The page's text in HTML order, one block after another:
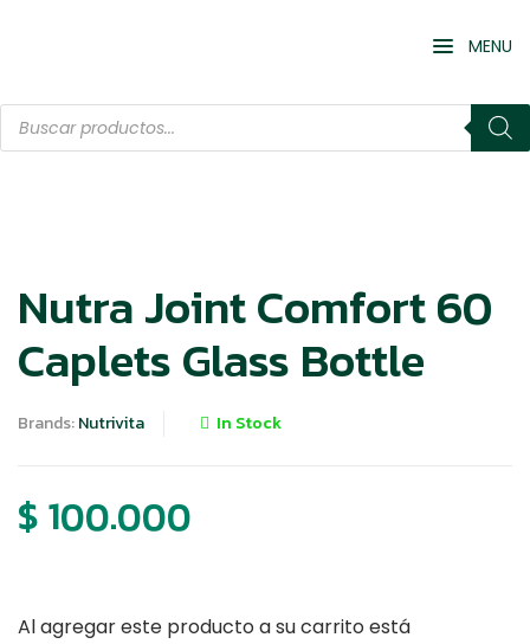
MENU
Nutra Joint Comfort 60
Caplets Glass Bottle
Brands:Nutrivita In Stock
$100.000
Al agregar este producto a su carrito está